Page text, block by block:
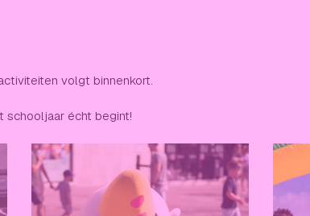
volgt binnenkort.
schooljaar écht begint!